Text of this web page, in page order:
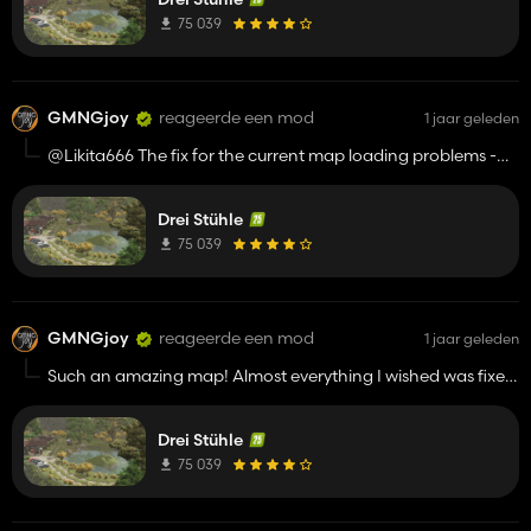
and I really believe that the console players would love to
play it too!
75 039
GMNGjoy reageerde een mod 1 jaar geleden
@Likita666 The fix for the current map loading problems -
modDesc.xml:
- KD_Old_Log_House
Drei Stühle
75 039
GMNGjoy reageerde een mod 1 jaar geleden
Such an amazing map! Almost everything I wished was fixed
have a farmhouse anymore. I see in the update notes that
there may be an error with that building - but it looks like it's
not loading at all.
Drei Stühle
75 039